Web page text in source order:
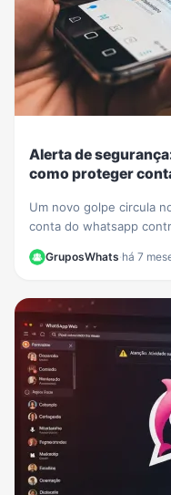
Alerta de
como proteger
Um novo golpe circula
conta do whatsapp
GruposWhats·há 7